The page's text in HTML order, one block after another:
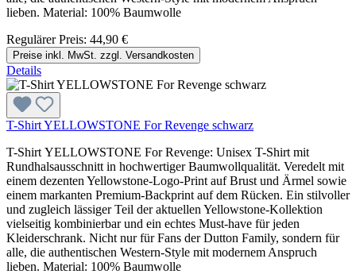
lieben. Material: 100% Baumwolle
Regulärer Preis: 44,90 €
Preise inkl. MwSt. zzgl. Versandkosten
Details
T-Shirt YELLOWSTONE For Revenge schwarz
T-Shirt YELLOWSTONE For Revenge: Unisex T-Shirt mit
Rundhalsausschnitt in hochwertiger Baumwollqualität. Veredelt mit
einem dezenten Yellowstone-Logo-Print auf Brust und Ärmel sowie
einem markanten Premium-Backprint auf dem Rücken. Ein stilvoller
und zugleich lässiger Teil der aktuellen Yellowstone-Kollektion
vielseitig kombinierbar und ein echtes Must-have für jeden
Kleiderschrank. Nicht nur für Fans der Dutton Family, sondern für
alle, die authentischen Western-Style mit modernem Anspruch
lieben. Material: 100% Baumwolle